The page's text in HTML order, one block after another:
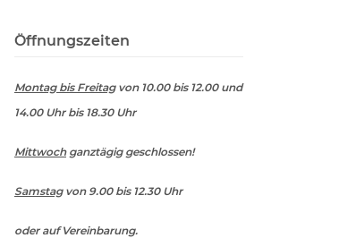
Öffnungszeiten
Montag bis Freitagvon 10.00 bis 12.00 und
14.00 Uhr bis 18.30 Uhr
Mittwochganztägig geschlossen!
Samstagvon 9.00 bis 12.30 Uhr
oder auf Vereinbarung.